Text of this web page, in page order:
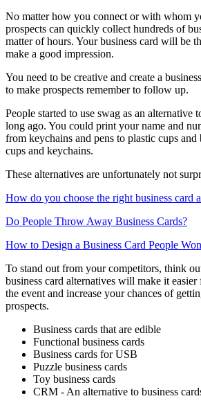
No matter how you connect or with whom
prospects can quickly collect hundreds of
matter of hours. Your business card will be
make a good impression.
You need to be creative and create a
to make prospects remember to follow up.
People started to use swag as an alternative
long ago. You could print your name and
from keychains and pens to plastic cups and
cups and keychains.
These alternatives are unfortunately not
How do you choose the right business card
Do People Throw Away Business Cards?
How to Design a Business Card People
To stand out from your competitors, think
business card alternatives will make it
the event and increase your chances of
prospects.
Business cards that are edible
Functional business cards
Business cards for USB
Puzzle business cards
Toy business cards
CRM - An alternative to business